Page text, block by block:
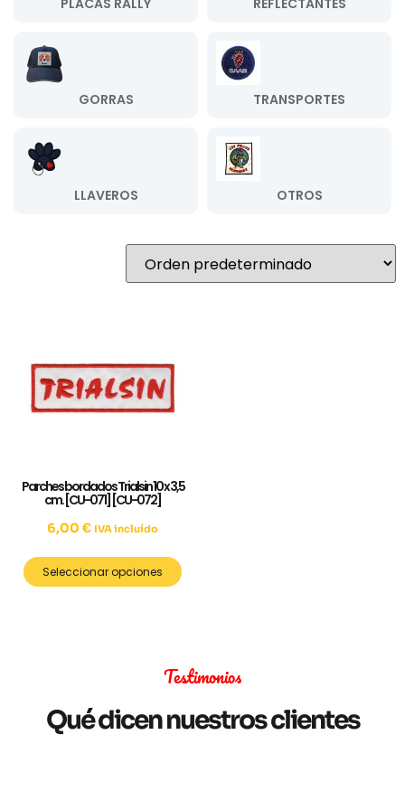
PLACAS RALLY REFLECTANTES
GORRAS TRANSPORTES
LLAVEROS OTROS
Parches bordados Trialsin 10 x 3,5
cm. [CU-071] [CU-072]
6,00 € IVA incluído
Seleccionar opciones
Testimonios
Qué dicen nuestros clientes